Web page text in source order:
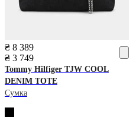
₴ 8 389
₴ 3 749
Tommy Hilfiger TJW COOL
DENIM TOTE
Сумка